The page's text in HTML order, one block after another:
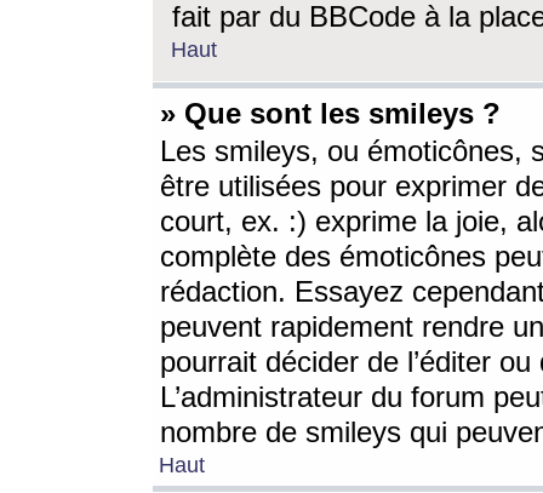
fait par du BBCode à la
Haut
» Que sont les smileys ?
Les smileys, ou émoticônes,
être utilisées pour exprimer
court, ex. :) exprime la joie,
complète des émoticônes
rédaction. Essayez
peuvent rapidement rendre
pourrait décider de l’éditer
L’administrateur du forum
nombre de smileys qui
Haut